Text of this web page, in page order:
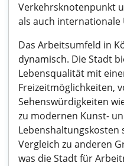
Verkehrsknotenpunkt
als auch
Das Arbeitsumfeld in
dynamisch. Die Stadt
Lebensqualität mit
Freizeitmöglichkeiten,
Sehenswürdigkeiten
zu modernen Kunst-
Vergleich zu anderen
was die Stadt für